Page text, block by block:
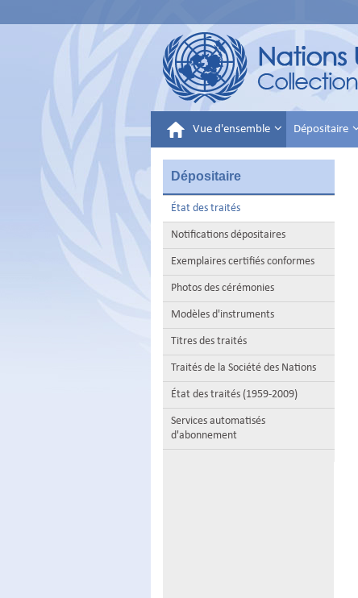
Vue d'ensemble Dépositaire
Dépositaire
État des traités
Notifications dépositaires
Exemplaires certifiés conformes
Photos des cérémonies
Modèles d'instruments
Titres des traités
Traités de la Société des Nations
État des traités (1959-2009)
Services automatisés
d'abonnement